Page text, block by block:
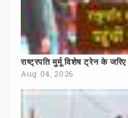
राष्ट्रपति मुर्मू विशेष ट्रेन के जरिए
Aug 04, 2026